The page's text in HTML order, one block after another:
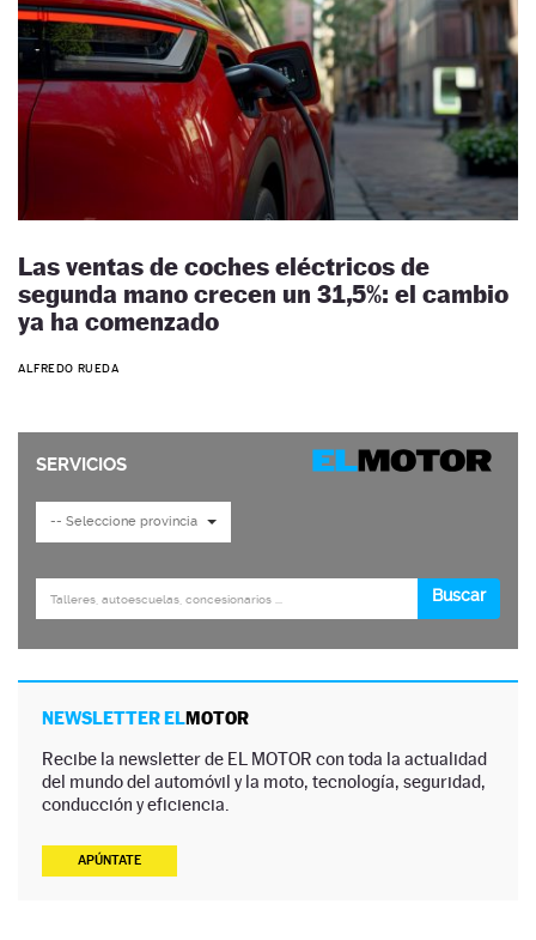
Las ventas de coches eléctricos de
segunda mano crecen un 31,5%: el cambio
ya ha comenzado
ALFREDO RUEDA
NEWSLETTER ELMOTOR
Recibe la newsletter de EL MOTOR con toda la actualidad
del mundo del automóvil y la moto, tecnología, seguridad,
conducción y eficiencia.
APÚNTATE